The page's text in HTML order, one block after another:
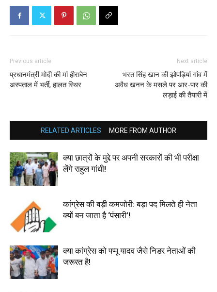
Previous article
प्रधानमंत्री मोदी की मां हीराबेन
अस्पताल में भर्ती, हालत स्थिर
Next article
भरत सिंह खान की झोपड़ियां गांव में
अवैध खनन के मसले पर आर-पार की
लड़ाई की तैयारी में
RELATED ARTICLES MORE FROM AUTHOR
क्या छात्रों के मुद्दे पर अपनी सरकारों की भी परीक्षा
लेंगे राहुल गांधी!
कांग्रेस की बड़ी कमजोरी: बड़ा पद मिलते ही नेता
क्यों बन जाता है ‘पंसारी’!
क्या कांग्रेस को पप्पू यादव जैसे निडर नेताओं की
जरूरत है!